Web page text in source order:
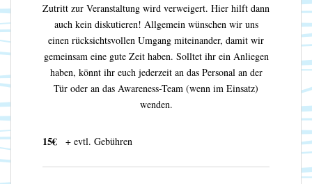
Zutritt zur Veranstaltung wird verweigert. Hier hilft dann
auch kein diskutieren! Allgemein wünschen wir uns
einen rücksichtsvollen Umgang miteinander, damit wir
gemeinsam eine gute Zeit haben. Solltet ihr ein Anliegen
haben, könnt ihr euch jederzeit an das Personal an der
Tür oder an das Awareness-Team (wenn im Einsatz)
wenden.
15€ + evtl. Gebühren